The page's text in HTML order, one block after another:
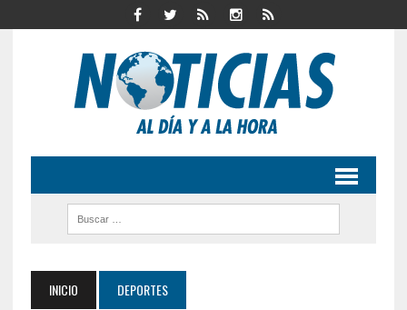
INICIO DEPORTES